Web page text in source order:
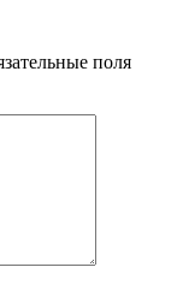
поля